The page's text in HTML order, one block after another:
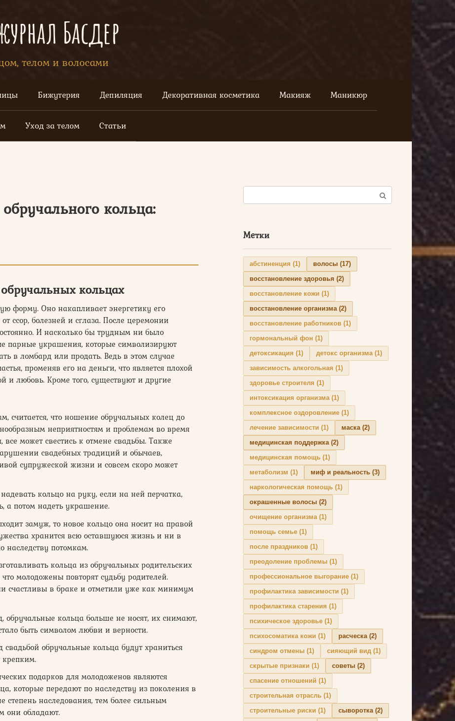
Басдер
телом и волосами
Бижутерия Депиляция Декоративная косметика Макияж Маникюр
Уход за телом Статьи
кольца:
кольцах
форму. Оно накапливает энергетику его
ссор, болезней и сглаза. После церемонии
И насколько бы трудным ни было
парные украшения, которые символизируют
в ломбард или продать. Ведь в этом случае
променяв его на деньги, что является плохой
и любовь. Кроме того, существуют и другие
считается, что ношение обручальных колец до
неприятностям и проблемам во время
может свестись к отмене свадьбы. Также
свадебных традиций и обычаев,
супружеской жизни и совсем скоро может
кольцо на руку, если на ней перчатка,
а потом надеть украшение.
замуж, то новое кольцо она носит на правой
хранится всю оставшуюся жизнь и ни в
наследству потомкам.
кольца из обручальных родительских
молодожены повторят судьбу родителей.
счастливы в браке и отметили уже как минимум
обручальные кольца больше не носят, их снимают,
быть символом любви и верности.
свадьбой обручальные кольца будут храниться
крепким.
подарков для молодоженов являются
которые передают по наследству из поколения в
степень наследования, тем более сильным
они обладают.
Поиск:
Метки
абстиненция (1) волосы (17)
восстановление здоровья (2)
восстановление кожи (1)
восстановление организма(2)
восстановление работников (1)
гормональный фон (1)
детоксикация (1) детокс организма(1)
зависимость алкогольная (1)
здоровье строителя (1)
интоксикация организма(1)
комплексное оздоровление (1)
лечение зависимости (1) маска(2)
медицинская поддержка(2)
медицинская помощь (1)
метаболизм (1) миф и реальность (3)
наркологическая помощь (1)
окрашенные волосы (2)
очищение организма(1)
помощь семье (1)
после праздников (1)
преодоление проблемы (1)
профессиональное выгорание (1)
профилактика зависимости (1)
профилактика старения (1)
психическое здоровье (1)
психосоматика кожи (1) расческа(2)
синдром отмены (1) сияющий вид (1)
скрытые признаки (1) советы (2)
спасение отношений (1)
строительная отрасль (1)
строительные риски (1) сыворотка(2)